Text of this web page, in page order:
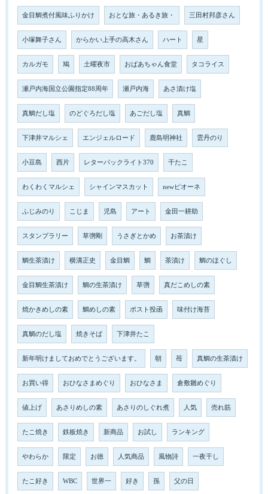
金目鯛煮付風味ふりかけ おとな旅・あるき旅・ 三田村邦彦さん
小塚舞子さん からかい上手の高木さん ハート 星
カルガモ 鳩 土曜夜市 おばあちゃん食堂 タコライス
瀬戸内海国立公園指定88周年 瀬戸内海 あさ漬け塩
真鯛だし塩 のどぐろだし塩 あごだし塩 真鯛
下津井マルシェ エンジェルロード 鹿島明神社 雲丹のり
小豆島 西片 レターパックライト370 干たこ
わくわくマルシェ シャインマスカット newピオーネ
ふじみのり こじま 児島 アート 金田一耕助
スタンプラリー 草彅剛 うさぎとかめ お茶漬け
鯛生茶漬け 横溝正史 金目鯛 鯛 茶漬け 鯛のほぐし
金目鯛生茶漬け 鯛の生茶漬け 草彅 真だこめしの素
焼かきめしの素 鯛めしの素 ポスト投函 味付け海苔
真鯛のだし塩 焼きそば 下津井たこ
新年明けましておめでとうございます。 朝 苺 真鯛の生茶漬け
お買い得 おひなさまめぐり おひなさま 倉敷雛めぐり
値上げ あさりめしの素 あさりのしぐれ煮 人気 売れ筋
たこ焼き 鉄板焼き 新商品 お試し ランキング
やわらか 限定 お徳 人気商品 風物詩 一夜干し
たこ好き WBC 世界一 好き 孫 父の日